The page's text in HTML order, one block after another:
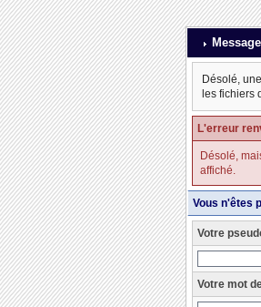
Désolé,
les fichiers
L'erreur
Désolé,
affiché.
Vous n'êtes
Votre
Votre mot